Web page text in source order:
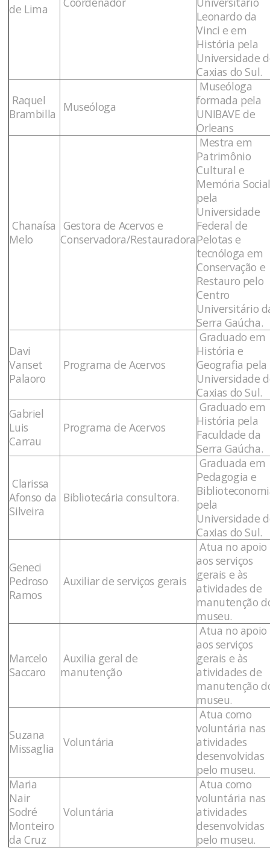
de Lima
Leonardo da
Vinci e em
História pela
Universidade
Caxias do Sul.
Raquel
Brambilla
Museóloga
Museóloga
formada pela
UNIBAVE de
Orleans
Chanaísa
Melo
Gestora de Acervos e
Conservadora/Restauradora
Mestra em
Patrimônio
Cultural e
Memória Social
pela
Universidade
Federal de
Pelotas e
tecnóloga em
Conservação e
Restauro pelo
Centro
Universitário
Serra Gaúcha.
Davi
Vanset
Palaoro
Programa de Acervos
Graduado em
História e
Geografia pela
Universidade
Caxias do Sul.
Gabriel
Luis
Carrau
Programa de Acervos
Graduado em
História pela
Faculdade da
Serra Gaúcha.
Clarissa
Afonso da
Silveira
Bibliotecária consultora.
Graduada em
Pedagogia e
pela
Universidade
Caxias do Sul.
Geneci
Pedroso
Ramos
Auxiliar de serviços gerais
Atua no apoio
aos serviços
gerais e às
atividades de
manutenção
museu.
Marcelo
Saccaro
Auxilia geral de
manutenção
Atua no apoio
aos serviços
gerais e às
atividades de
manutenção
museu.
Suzana
Missaglia
Voluntária
Atua como
voluntária nas
atividades
desenvolvidas
pelo museu.
Maria
Nair
Sodré
Monteiro
da Cruz
Voluntária
Atua como
voluntária nas
atividades
desenvolvidas
pelo museu.